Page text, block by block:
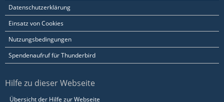
Datenschutzerklärung
Einsatz von Cookies
Nutzungsbedingungen
Spendenaufruf für Thunderbird
Hilfe zu dieser Webseite
Übersicht der Hilfe zur Webseite